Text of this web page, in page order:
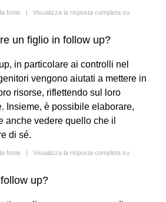
fonte | Visualizza la risposta completa su
un figlio in follow up?
in particolare ai controlli nel
vengono aiutati a mettere in
risorse, riflettendo sul loro
Insieme, è possibile elaborare,
anche vedere quello che il
di sé.
fonte | Visualizza la risposta completa su
up?